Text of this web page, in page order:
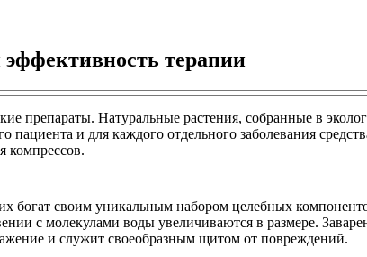
терапии
препараты. Натуральные растения, собранные в
пациента и для каждого отдельного заболевания
компрессов.
богат своим уникальным набором целебных
с молекулами воды увеличиваются в размере.
и служит своеобразным щитом от повреждений.